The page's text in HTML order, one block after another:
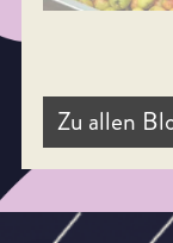
Patulin ist
zieht in den
reife Äpfel
Mehr
Zu allen